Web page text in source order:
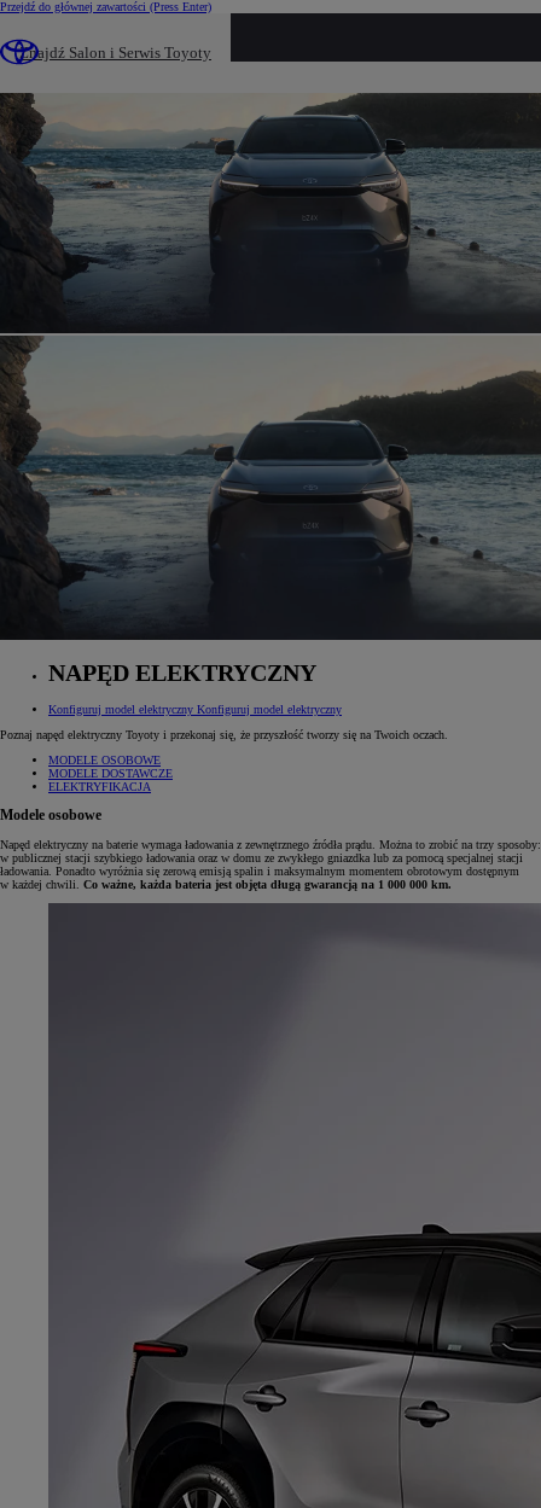
Przejdź do głównej zawartości (Press Enter)
Znajdź Salon i Serwis Toyoty
NAPĘD ELEKTRYCZNY
Konfiguruj model elektryczny Konfiguruj model elektryczny
Poznaj napęd elektryczny Toyoty i przekonaj się, że przyszłość tworzy się na Twoich oczach.
MODELE OSOBOWE
MODELE DOSTAWCZE
ELEKTRYFIKACJA
Modele osobowe
Napęd elektryczny na baterie wymaga ładowania z zewnętrznego źródła prądu. Można to zrobić na trzy sposoby:
w publicznej stacji szybkiego ładowania oraz w domu ze zwykłego gniazdka lub za pomocą specjalnej stacji
ładowania. Ponadto wyróżnia się zerową emisją spalin i maksymalnym momentem obrotowym dostępnym
w każdej chwili. Co ważne, każda bateria jest objęta długą gwarancją na 1 000 000 km.